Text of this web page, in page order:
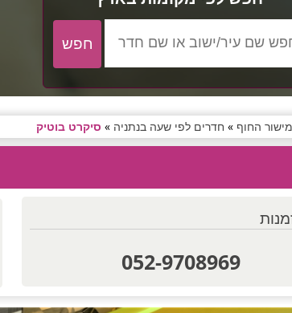
החוף » חדרים לפי שעה בנתניה » סיקרט בוטיק
052-9708969